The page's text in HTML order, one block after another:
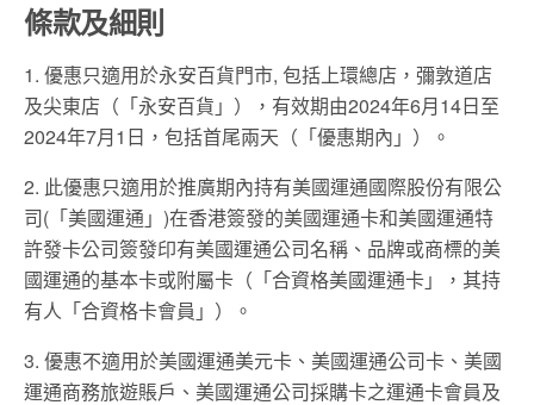
條款及細則
1. 優惠只適用於永安百貨門市, 包括上環總店，彌敦道店
及尖東店（「永安百貨」），有效期由2024年6月14日至
2024年7月1日，包括首尾兩天（「優惠期內」）。
2. 此優惠只適用於推廣期內持有美國運通國際股份有限公
司(「美國運通」)在香港簽發的美國運通卡和美國運通特
許發卡公司簽發印有美國運通公司名稱、品牌或商標的美
國運通的基本卡或附屬卡（「合資格美國運通卡」，其持
有人「合資格卡會員」）。
3. 優惠不適用於美國運通美元卡、美國運通公司卡、美國
運通商務旅遊賬戶、美國運通公司採購卡之運通卡會員及